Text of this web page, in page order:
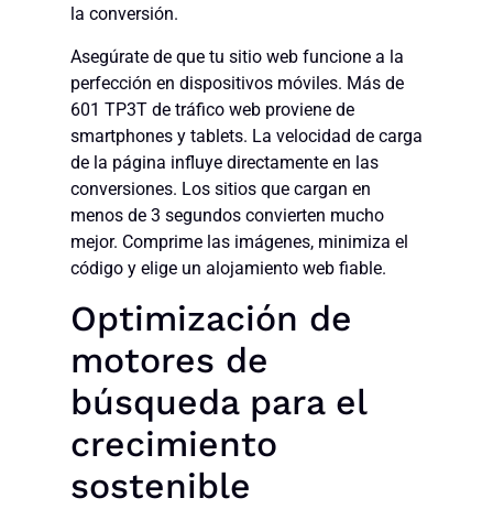
la conversión.
Asegúrate de que tu sitio web funcione a la
perfección en dispositivos móviles. Más de
601 TP3T de tráfico web proviene de
smartphones y tablets. La velocidad de carga
de la página influye directamente en las
conversiones. Los sitios que cargan en
menos de 3 segundos convierten mucho
mejor. Comprime las imágenes, minimiza el
código y elige un alojamiento web fiable.
Optimización de
motores de
búsqueda para el
crecimiento
sostenible